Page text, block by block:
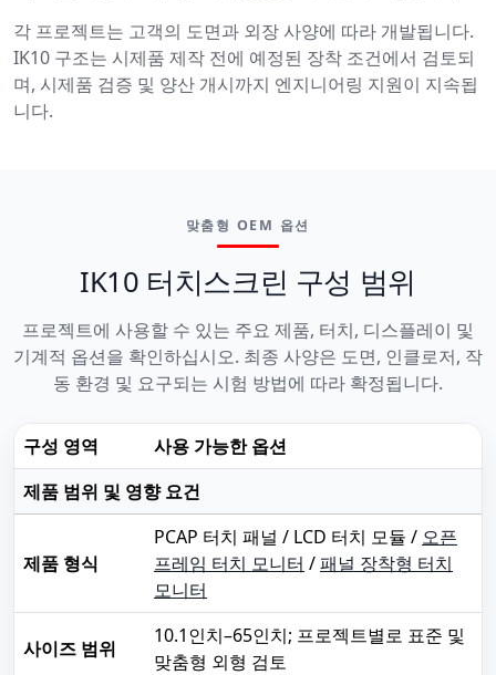
각 프로젝트는 고객의 도면과 외장 사양에 따라 개발됩니다.
IK10 구조는 시제품 제작 전에 예정된 장착 조건에서 검토되
며, 시제품 검증 및 양산 개시까지 엔지니어링 지원이 지속됩
니다.
맞춤형 OEM 옵션
IK10 터치스크린 구성 범위
프로젝트에 사용할 수 있는 주요 제품, 터치, 디스플레이 및
기계적 옵션을 확인하십시오. 최종 사양은 도면, 인클로저, 작
동 환경 및 요구되는 시험 방법에 따라 확정됩니다.
구성 영역
사용 가능한 옵션
제품 범위 및 영향 요건
제품 형식
PCAP 터치 패널 / LCD 터치 모듈 / 오픈
프레임 터치 모니터 /패널 장착형 터치
모니터
사이즈 범위
10.1인치–65인치; 프로젝트별로 표준 및
맞춤형 외형 검토